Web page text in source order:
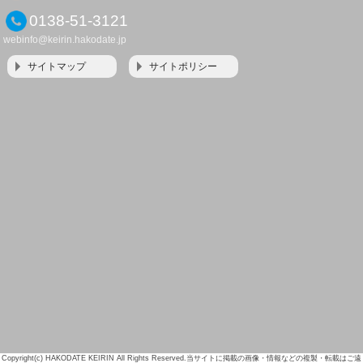
0138-51-3121
webinfo@keirin.hakodate.jp
サイトマップ サイトポリシー
Copyright(c) HAKODATE KEIRIN All Rights Reserved.当サイトに掲載の画像・情報などの複製・転載はご遠